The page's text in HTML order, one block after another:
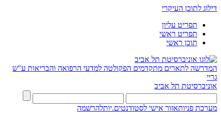
דילוג לתוכן העיקרי
תפריט עליון
תפריט ראשי
תוכן ראשי
המדרשה לתארים מתקדמים הפקולטה למדעי הרפואה והבריאות ע"ש
גריי
אוניברסיטת תל אביב
מערכת פניותאזור אישי לסטודנטים.יותלהרשמה